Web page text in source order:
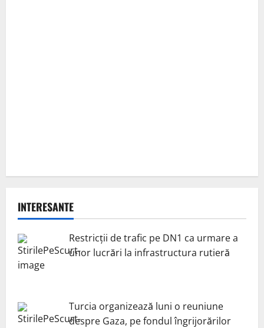
INTERESANTE
Restricții de trafic pe DN1 ca urmare a
unor lucrări la infrastructura rutieră
Turcia organizează luni o reuniune
despre Gaza, pe fondul îngrijorărilor